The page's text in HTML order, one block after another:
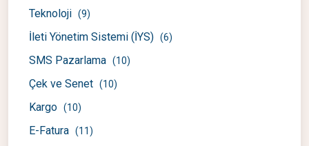
Teknoloji (9)
İleti Yönetim Sistemi (İYS) (6)
SMS Pazarlama (10)
Çek ve Senet (10)
Kargo (10)
E-Fatura (11)